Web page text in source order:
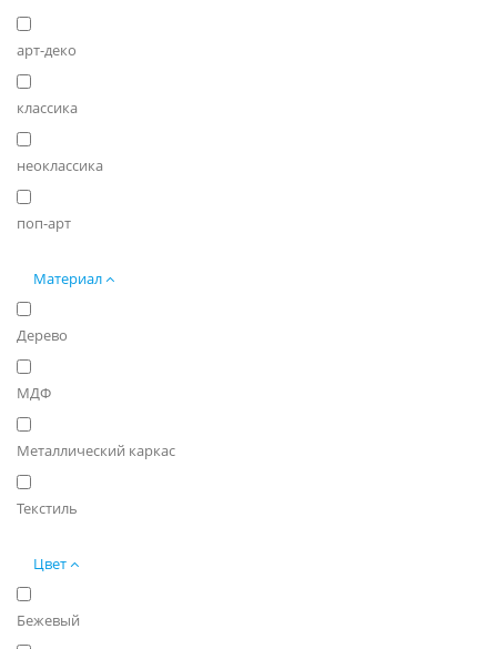
арт-деко
классика
неоклассика
поп-арт
Материал
Дерево
МДФ
Металлический каркас
Текстиль
Цвет
Бежевый